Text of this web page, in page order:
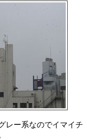
レー系なのでイマイチ